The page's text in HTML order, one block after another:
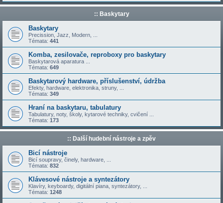
:: Baskytary
Baskytary
Precission, Jazz, Modern, ...
Témata: 441
Komba, zesilovače, reproboxy pro baskytary
Baskytarová aparatura ...
Témata: 649
Baskytarový hardware, příslušenství, údržba
Efekty, hardware, elektronika, struny, ...
Témata: 349
Hraní na baskytaru, tabulatury
Tabulatury, noty, školy, kytarové techniky, cvičení ...
Témata: 173
:: Další hudební nástroje a zpěv
Bicí nástroje
Bicí soupravy, činely, hardware, ...
Témata: 832
Klávesové nástroje a syntezátory
Klavíry, keyboardy, digitální piana, syntezátory, ...
Témata: 1248